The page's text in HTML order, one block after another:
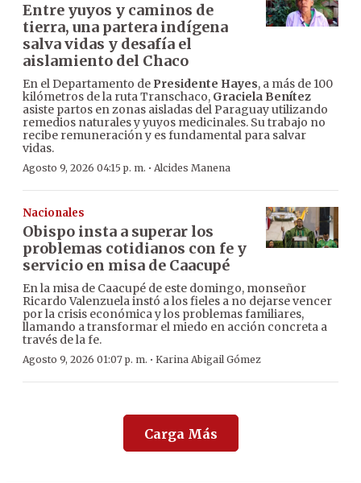
Entre yuyos y caminos de
tierra, una partera indígena
salva vidas y desafía el
aislamiento del Chaco
En el Departamento de Presidente Hayes, a más de 100
kilómetros de la ruta Transchaco, Graciela Benítez
asiste partos en zonas aisladas del Paraguay utilizando
remedios naturales y yuyos medicinales. Su trabajo no
recibe remuneración y es fundamental para salvar
vidas.
Agosto 9, 2026 04:15 p. m. · Alcides Manena
Nacionales
Obispo insta a superar los
problemas cotidianos con fe y
servicio en misa de Caacupé
En la misa de Caacupé de este domingo, monseñor
Ricardo Valenzuela instó a los fieles a no dejarse vencer
por la crisis económica y los problemas familiares,
llamando a transformar el miedo en acción concreta a
través de la fe.
Agosto 9, 2026 01:07 p. m. · Karina Abigail Gómez
Carga Más